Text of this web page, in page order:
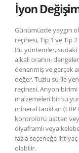
İyon
Günümüzde yaygın
reçinesi, Tip 1 ve Tip
Bu yöntemler, sudaki
alkali oranını
denenmiş ve gerçek
değer. Tuzlu su ile
reçinesi. Anyon
malzemeleri bir su
mineral tanktan (FRP
kontrolörü üstten
diyaframlı veya
fazla seçeneğe
olabilir.